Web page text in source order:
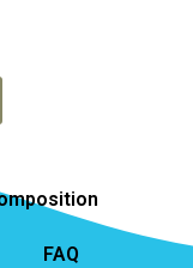
FAQ